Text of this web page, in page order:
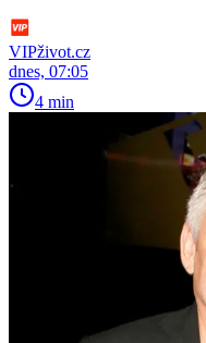
VIPživot.cz
dnes, 07:05
4 min